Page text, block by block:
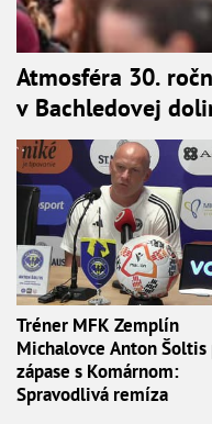
Atmosféra 30.
v Bachledovej
Tréner MFK Zemplín
Michalovce Anton Šoltis
zápase s Komárnom:
Spravodlivá remíza